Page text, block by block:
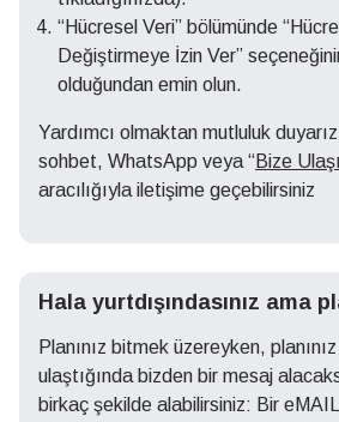
“Hücresel Veri” bölümünde
Değiştirmeye İzin Ver”
olduğundan emin olun.
Yardımcı olmaktan mutluluk
sohbet, WhatsApp veya “Bize
aracılığıyla iletişime geçebilirsiniz
Hala yurtdışındasınız ama
Planınız bitmek üzereyken,
ulaştığında bizden bir mesaj
birkaç şekilde alabilirsiniz: Bir eMAIL